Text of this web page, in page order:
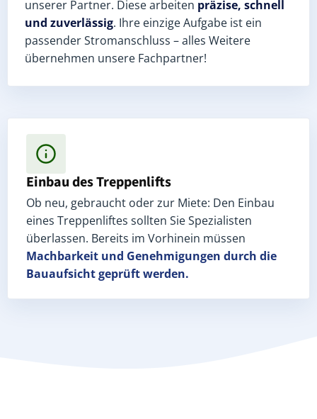
unserer Partner. Diese arbeiten präzise, schnell
und zuverlässig. Ihre einzige Aufgabe ist ein
passender Stromanschluss – alles Weitere
übernehmen unsere Fachpartner!
Einbau des Treppenlifts
Ob neu, gebraucht oder zur Miete: Den Einbau
eines Treppenliftes sollten Sie Spezialisten
überlassen. Bereits im Vorhinein müssen
Machbarkeit und Genehmigungen durch die
Bauaufsicht geprüft werden.